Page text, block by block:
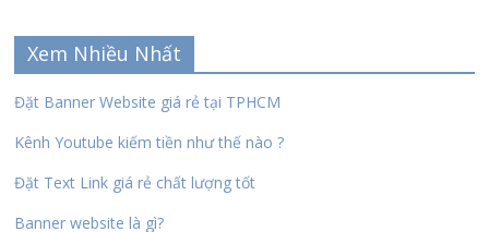
Xem Nhiều Nhất
Đặt Banner Website giá rẻ tại TPHCM
Kênh Youtube kiếm tiền như thế nào ?
Đặt Text Link giá rẻ chất lượng tốt
Banner website là gì?